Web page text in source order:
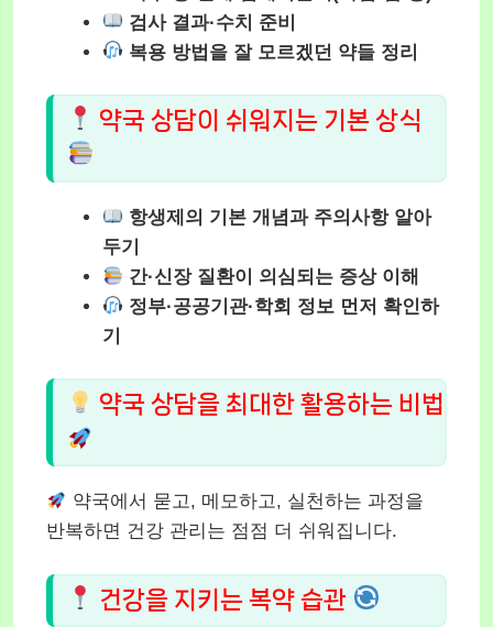
검사 결과·수치 준비
복용 방법을 잘 모르겠던 약들 정리
약국 상담이 쉬워지는 기본 상식
항생제의 기본 개념과 주의사항 알아
두기
간·신장 질환이 의심되는 증상 이해
정부·공공기관·학회 정보 먼저 확인하
기
약국 상담을 최대한 활용하는 비법
약국에서 묻고, 메모하고, 실천하는 과정을
반복하면 건강 관리는 점점 더 쉬워집니다.
건강을 지키는 복약 습관